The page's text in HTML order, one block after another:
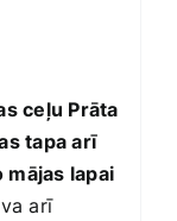
ceļu Prāta
tapa arī
mājas lapai
arī